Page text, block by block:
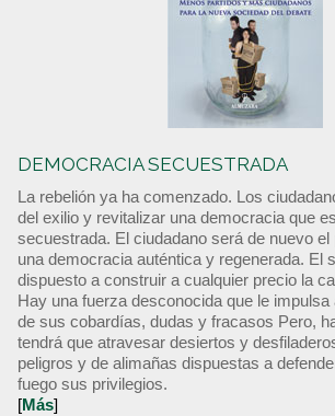
DEMOCRACIA SECUESTRADA
La rebelión ya ha comenzado. Los
del exilio y revitalizar una democracia que
secuestrada. El ciudadano será de nuevo el
una democracia auténtica y regenerada. El
dispuesto a construir a cualquier precio la
Hay una fuerza desconocida que le
de sus cobardías, dudas y fracasos Pero,
tendrá que atravesar desiertos y
peligros y de alimañas dispuestas a
fuego sus privilegios.
[Más]